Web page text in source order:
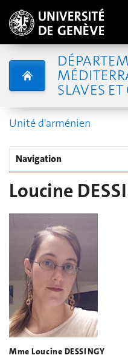
SLAVES
Unité d'arménien
Navigation
Loucine
Mme Loucine DESSINGY